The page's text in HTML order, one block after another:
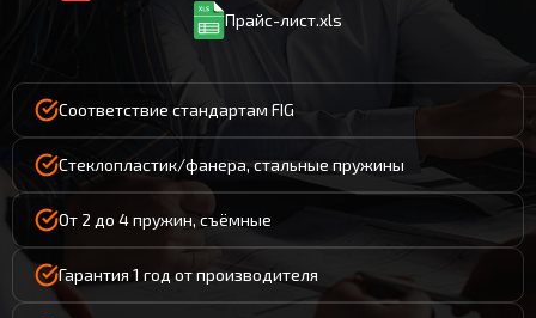
Прайс-лист.xls
Соответствие стандартам FIG
Стеклопластик/фанера, стальные пружины
От 2 до 4 пружин, съёмные
Гарантия 1 год от производителя